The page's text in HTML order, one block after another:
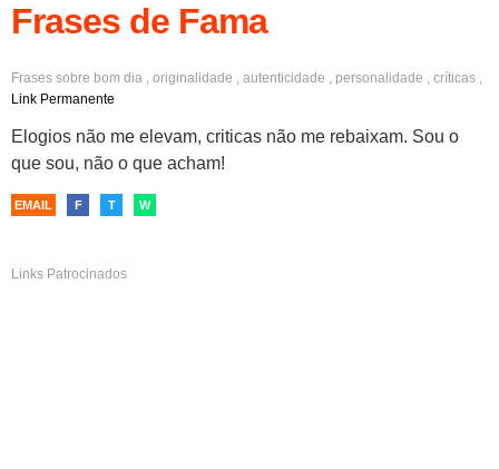
Frases de Fama
Frases sobre bom dia , originalidade , autenticidade , personalidade , críticas ,
elogios,fama,reputação
Link Permanente
Elogios não me elevam, criticas não me rebaixam. Sou o
que sou, não o que acham!
EMAIL F T W
Links Patrocinados